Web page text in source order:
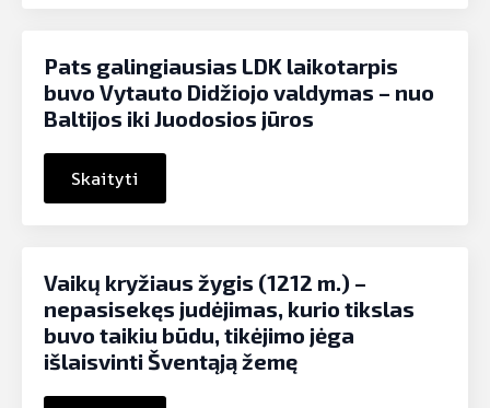
Pats galingiausias LDK laikotarpis
buvo Vytauto Didžiojo valdymas – nuo
Baltijos iki Juodosios jūros
Skaityti
Vaikų kryžiaus žygis (1212 m.) –
nepasisekęs judėjimas, kurio tikslas
buvo taikiu būdu, tikėjimo jėga
išlaisvinti Šventąją žemę